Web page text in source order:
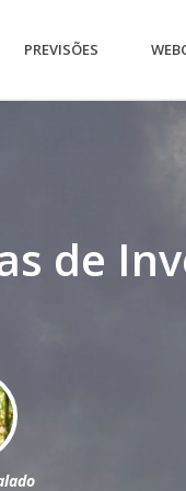
PREVISÕES
de